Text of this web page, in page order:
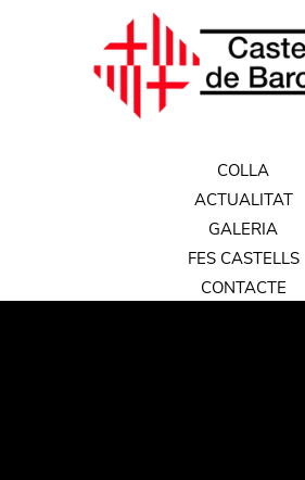
COLLA
ACTUALITAT
GALERIA
FES CASTELLS
CONTACTE